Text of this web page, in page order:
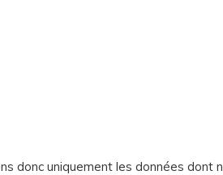
donc uniquement les données